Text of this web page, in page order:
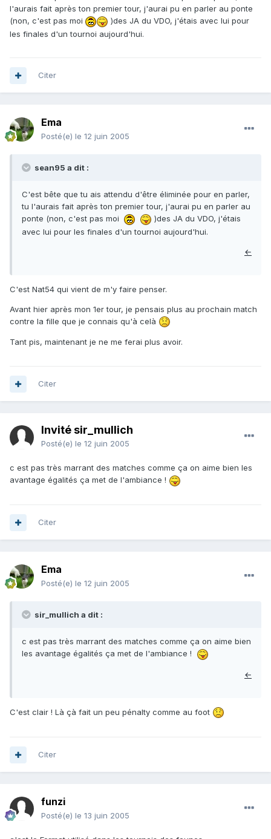
l'aurais fait après ton premier tour, j'aurai pu en parler au ponte
(non, c'est pas moi
)des JA du VDO, j'étais avec lui pour
les finales d'un tournoi aujourd'hui.
Citer
Ema
Posté(e) le 12 juin 2005
sean95 a dit :
C'est bête que tu ais attendu d'être éliminée pour en parler,
tu l'aurais fait après ton premier tour, j'aurai pu en parler au
ponte (non, c'est pas moi
)des JA du VDO, j'étais
avec lui pour les finales d'un tournoi aujourd'hui.
←
C'est Nat54 qui vient de m'y faire penser.
Avant hier après mon 1er tour, je pensais plus au prochain match
contre la fille que je connais qu'à celà
Tant pis, maintenant je ne me ferai plus avoir.
Citer
Invité sir_mullich
Posté(e) le 12 juin 2005
c est pas très marrant des matches comme ça on aime bien les
avantage égalités ça met de l'ambiance !
Citer
Ema
Posté(e) le 12 juin 2005
sir_mullich a dit :
c est pas très marrant des matches comme ça on aime bien
les avantage égalités ça met de l'ambiance !
←
C'est clair ! Là çà fait un peu pénalty comme au foot
Citer
funzi
Posté(e) le 13 juin 2005